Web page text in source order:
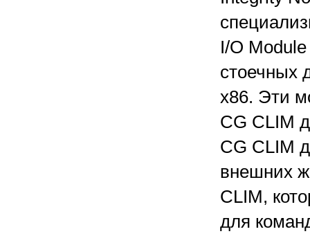
I/O
стоечных
x86. Эти
CG CLIM
CG CLIM
внешних
CLIM,
для